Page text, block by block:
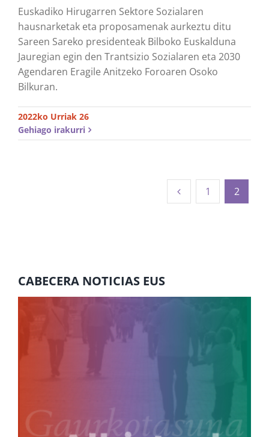
Euskadiko Hirugarren Sektore Sozialaren
hausnarketak eta proposamenak aurkeztu ditu
Sareen Sareko presidenteak Bilboko Euskalduna
Jauregian egin den Trantsizio Sozialaren eta 2030
Agendaren Eragile Anitzeko Foroaren Osoko
Bilkuran.
2022ko Urriak 26
Gehiago irakurri
1 2
CABECERA NOTICIAS EUS